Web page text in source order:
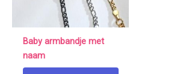
Baby armbandje met
naam